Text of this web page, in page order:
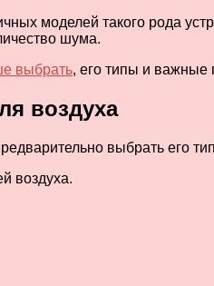
моделей такого рода
шума.
выбрать, его типы и важные
воздуха
выбрать его
воздуха.